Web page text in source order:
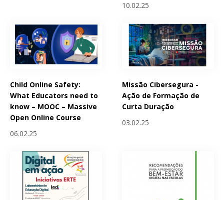
10.02.25
Child Online Safety:
What Educators need to
know – MOOC – Massive
Open Online Course
06.02.25
Missão Cibersegura -
Ação de Formação de
Curta Duração
03.02.25